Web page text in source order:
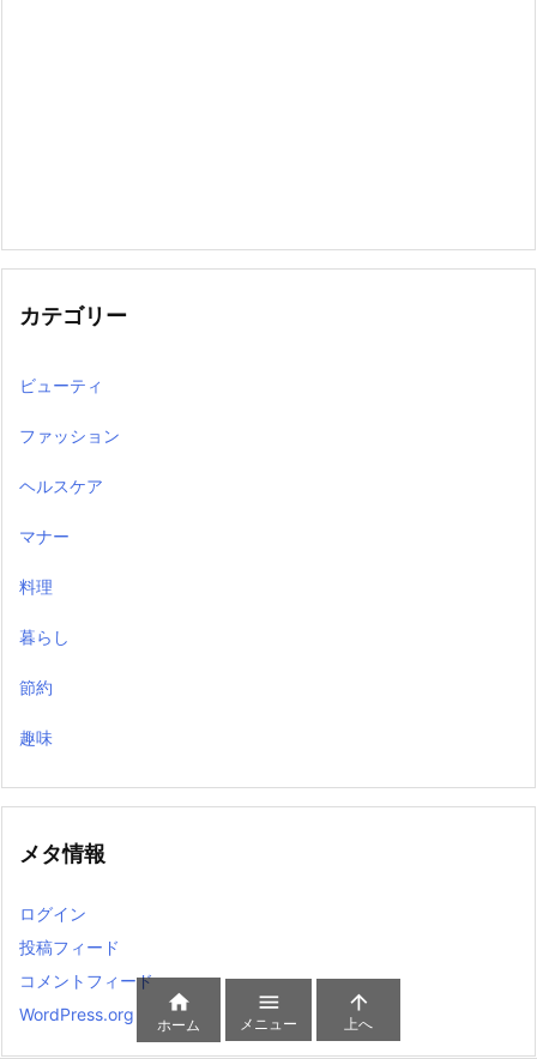
カテゴリー
ビューティ
ファッション
ヘルスケア
マナー
料理
暮らし
節約
趣味
メタ情報
ログイン
投稿フィード
コメントフィード
WordPress.org

ホーム

メニュー

上へ